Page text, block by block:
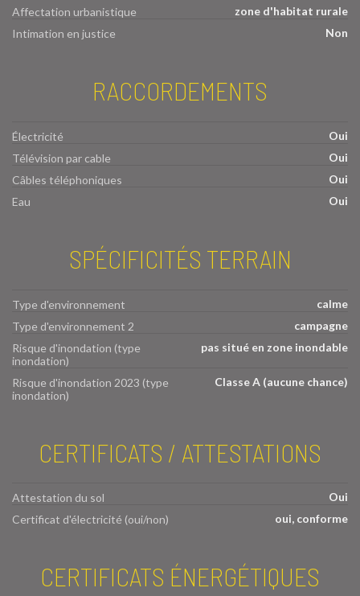
Affectation urbanistique
zone d'habitat rurale
Intimation en justice
Non
RACCORDEMENTS
Électricité
Oui
Télévision par cable
Oui
Câbles téléphoniques
Oui
Eau
Oui
SPÉCIFICITÉS TERRAIN
Type d'environnement
calme
Type d'environnement 2
campagne
Risque d'inondation (type
inondation)
pas situé en zone inondable
Risque d'inondation 2023 (type
inondation)
Classe A (aucune chance)
CERTIFICATS / ATTESTATIONS
Attestation du sol
Oui
Certificat d'électricité (oui/non)
oui, conforme
CERTIFICATS ÉNERGÉTIQUES